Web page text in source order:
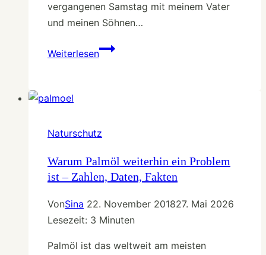
vergangenen Samstag mit meinem Vater
und meinen Söhnen…
WeiterlesenEinfach
Naturschutz
Warum Palmöl weiterhin ein Problem
ist – Zahlen, Daten, Fakten
VonSina 22. November 201827. Mai 2026
Lesezeit: 3 Minuten
Palmöl ist das weltweit am meisten